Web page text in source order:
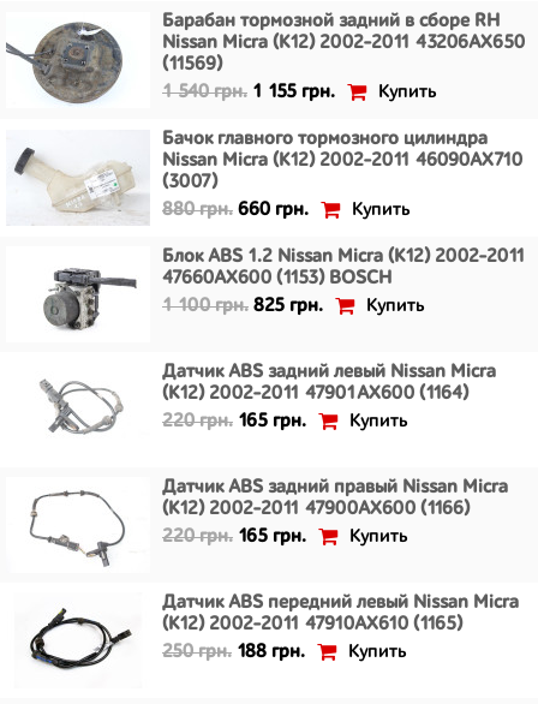
Барабан тормозной задний в сборе RH
Nissan Micra (K12) 2002-2011 43206AX650
(11569)
1 540 грн. 1 155 грн. Купить
Бачок главного тормозного цилиндра
Nissan Micra (K12) 2002-2011 46090AX710
(3007)
880 грн. 660 грн. Купить
Блок ABS 1.2 Nissan Micra (K12) 2002-2011
47660AX600 (1153) BOSCH
1 100 грн. 825 грн. Купить
Датчик ABS задний левый Nissan Micra
(K12) 2002-2011 47901AX600 (1164)
220 грн. 165 грн. Купить
Датчик ABS задний правый Nissan Micra
(K12) 2002-2011 47900AX600 (1166)
220 грн. 165 грн. Купить
Датчик ABS передний левый Nissan Micra
(K12) 2002-2011 47910AX610 (1165)
250 грн. 188 грн. Купить